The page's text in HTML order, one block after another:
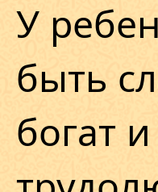
У
быть
богат